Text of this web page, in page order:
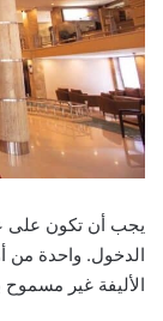
يجب أن تكون على
الدخول. واحدة من
الأليفة غير مسموح